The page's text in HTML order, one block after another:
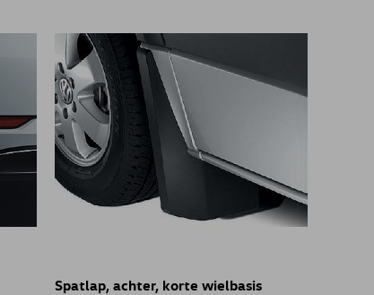
Spatlap, achter, korte wielbasis